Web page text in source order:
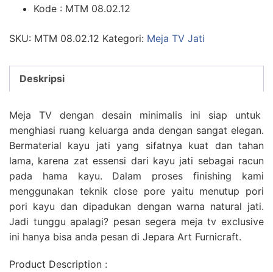
Kode : MTM 08.02.12
SKU: MTM 08.02.12 Kategori: Meja TV Jati
Deskripsi
Meja TV dengan desain minimalis ini siap untuk
menghiasi ruang keluarga anda dengan sangat elegan.
Bermaterial kayu jati yang sifatnya kuat dan tahan
lama, karena zat essensi dari kayu jati sebagai racun
pada hama kayu. Dalam proses finishing kami
menggunakan teknik close pore yaitu menutup pori
pori kayu dan dipadukan dengan warna natural jati.
Jadi tunggu apalagi? pesan segera meja tv exclusive
ini hanya bisa anda pesan di Jepara Art Furnicraft.
Product Description :